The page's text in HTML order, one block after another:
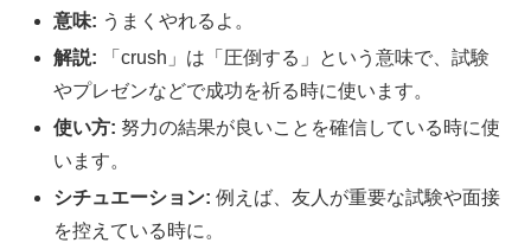
意味: うまくやれるよ。
解説: 「crush」は「圧倒する」という意味で、試験
やプレゼンなどで成功を祈る時に使います。
使い方: 努力の結果が良いことを確信している時に使
います。
シチュエーション: 例えば、友人が重要な試験や面接
を控えている時に。